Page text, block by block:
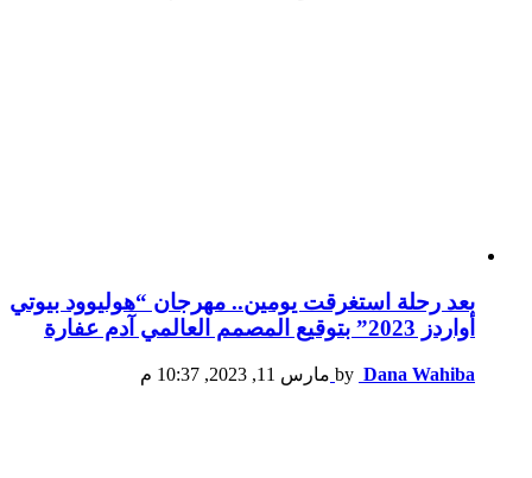
بعد رحلة استغرقت يومين.. مهرجان “هوليوود بيوتي
أواردز 2023” بتوقيع المصمم العالمي آدم عفارة
by Dana Wahiba مارس 11, 2023, 10:37 م